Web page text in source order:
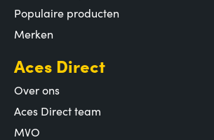
Populaire producten
Merken
Aces Direct
Over ons
Aces Direct team
MVO